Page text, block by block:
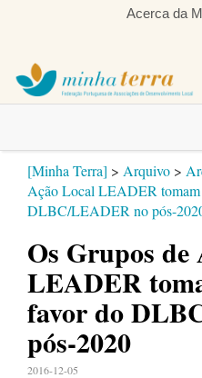
Acerca da
[Minha Terra] > Arquivo >
Ação Local LEADER tomam
DLBC/LEADER no pós-
Os Grupos de
LEADER
favor do
pós-2020
2016-12-05